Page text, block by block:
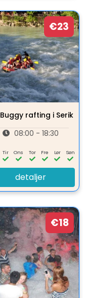
€23
Buggy rafting i Serik
08:00 - 18:30
Tir Ons Tor Fre Lør Søn
detaljer
€18